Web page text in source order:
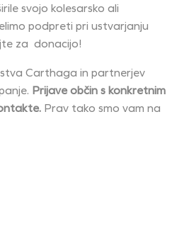
svojo kolesarsko ali
podpreti pri ustvarjanju
za donacijo!
Carthaga in partnerjev
Prijave občin s konkretnim
Prav tako smo vam na